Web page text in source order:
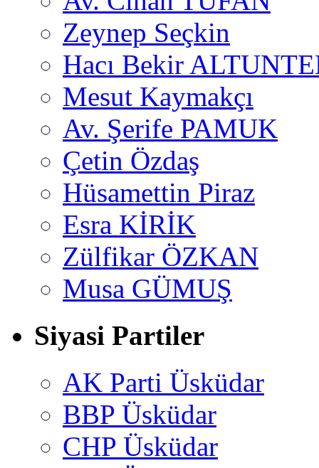
Zeynep Seçkin
Hacı Bekir
Mesut Kaymakçı
Av. Şerife PAMUK
Çetin Özdaş
Hüsamettin Piraz
Esra KİRİK
Zülfikar ÖZKAN
Musa GÜMUŞ
Siyasi Partiler
AK Parti Üsküdar
BBP Üsküdar
CHP Üsküdar